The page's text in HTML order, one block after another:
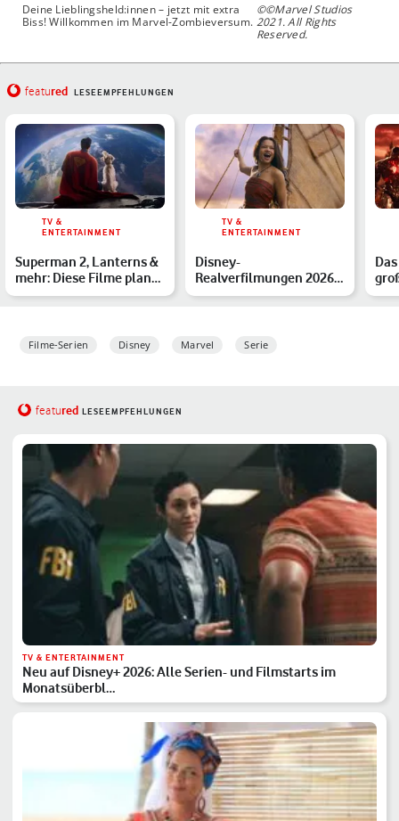
Deine Lieblingsheld:innen – jetzt mit extra
Biss! Willkommen im Marvel-Zombieversum.
©©Marvel Studios
2021. All Rights
Reserved.
featured LESEEMPFEHLUNGEN
TV &
ENTERTAINMENT
Superman 2, Lanterns &
mehr: Diese Filme plant
DC ab 2025
TV &
ENTERTAINMENT
Disney-
Realverfilmungen 2026:
Diese Remakes sind
Filme-Serien Disney Marvel Serie
featured LESEEMPFEHLUNGEN
TV & ENTERTAINMENT
Neu auf Disney+ 2026: Alle Serien- und Filmstarts im
Monatsüberbl…